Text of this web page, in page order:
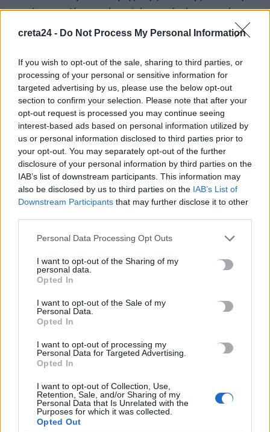
creta24 - Do Not Process My Personal Information
If you wish to opt-out of the sale, sharing to third parties, or
processing of your personal or sensitive information for
targeted advertising by us, please use the below opt-out
section to confirm your selection. Please note that after your
opt-out request is processed you may continue seeing
interest-based ads based on personal information utilized by
us or personal information disclosed to third parties prior to
your opt-out. You may separately opt-out of the further
disclosure of your personal information by third parties on the
IAB’s list of downstream participants. This information may
also be disclosed by us to third parties on the IAB’s List of
Downstream Participants that may further disclose it to other
Personal Data Processing Opt Outs
I want to opt-out of the Sharing of my
personal data.
Opted In
I want to opt-out of the Sale of my
Personal Data.
Opted In
I want to opt-out of processing my
Personal Data for Targeted Advertising.
Opted In
I want to opt-out of Collection, Use,
Retention, Sale, and/or Sharing of my
Personal Data that Is Unrelated with the
Purposes for which it was collected.
Opted Out
γνωρίσαμε τη Λίσα, γιατί υποψιάστηκα ότι ήταν το πτώμα
Ηράκλειο: Ζημιά άνω του ενός εκατομμυρίου ευρώ στην
ετήσια χρήση της ΔΕΠΑΝΑΛ
6 Αυγούστου, 2026
Η Ελλάδα υπέβαλε αίτημα για ενεργοποίηση της ρήτρας
διαφυγής – Νέες επενδύσεις 1 δισ. έως το 2028 για την
Ενέργεια
6 Αυγούστου, 2026
6 Αυγούστου, 2026
Στα έργα του ΒΟΑΚ Δήμας – Βολουδάκη
Ο Κυριάκος Μητσοτάκης στην παρουσίαση της πλατφόρμας
ρουσφετιού»
6 Αυγούστου, 2026
Μυστράς: Νεκροτομή και τοξικολογικές θα δείξουν αν ο
90χρονος πέθανε από φυσικά αίτια
6 Αυγούστου, 2026